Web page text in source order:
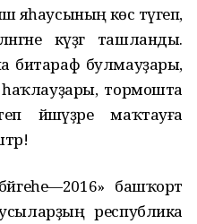
яһаусының көс түгеп,
күҙгә ташланды.
битараф булмауҙары,
һаҡлауҙары, тормошта
маҡтауға
башҡорт
республика